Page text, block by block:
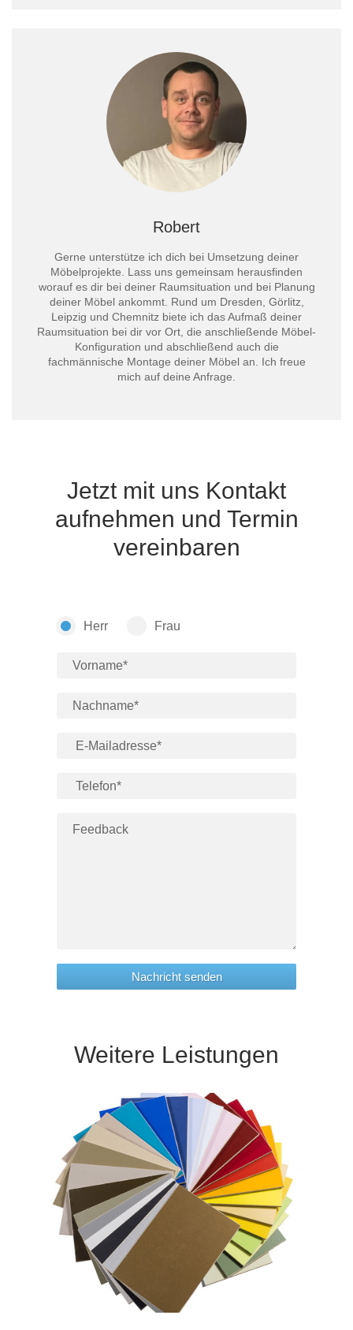
Robert
Gerne unterstütze ich dich bei Umsetzung deiner
Möbelprojekte. Lass uns gemeinsam herausfinden
worauf es dir bei deiner Raumsituation und bei Planung
deiner Möbel ankommt. Rund um Dresden, Görlitz,
Leipzig und Chemnitz biete ich das Aufmaß deiner
Raumsituation bei dir vor Ort, die anschließende Möbel-
Konfiguration und abschließend auch die
fachmännische Montage deiner Möbel an. Ich freue
mich auf deine Anfrage.
Jetzt mit uns Kontakt
aufnehmen und Termin
vereinbaren
Herr Frau
Nachricht senden
Weitere Leistungen